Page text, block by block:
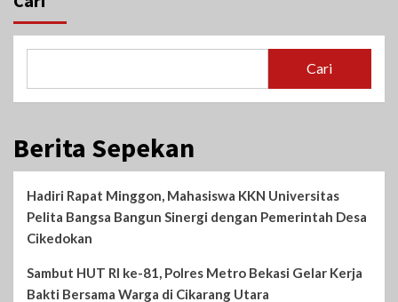
Cari
Berita Sepekan
Hadiri Rapat Minggon, Mahasiswa KKN Universitas
Pelita Bangsa Bangun Sinergi dengan Pemerintah Desa
Cikedokan
Sambut HUT RI ke-81, Polres Metro Bekasi Gelar Kerja
Bakti Bersama Warga di Cikarang Utara